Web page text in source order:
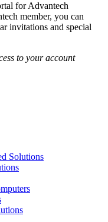
for Advantech
member, you can
invitations and special
to your account
Solutions